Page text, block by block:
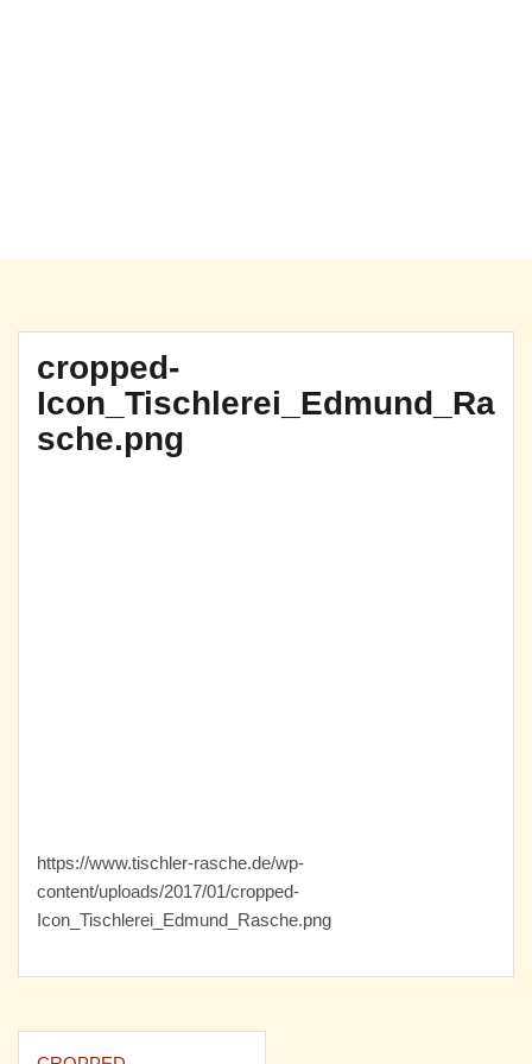
cropped-
Icon_Tischlerei_Edmund_Ra
sche.png
https://www.tischler-rasche.de/wp-
content/uploads/2017/01/cropped-
Icon_Tischlerei_Edmund_Rasche.png
Beitrags-